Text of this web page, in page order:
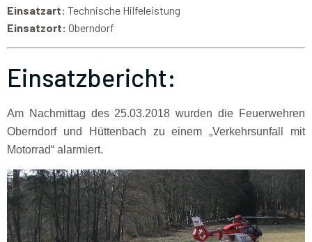
Einsatzart: Technische Hilfeleistung
Einsatzort: Oberndorf
Einsatzbericht:
Am Nachmittag des 25.03.2018 wurden die Feuerwehren
Oberndorf und Hüttenbach zu einem „Verkehrsunfall mit
Motorrad“ alarmiert.